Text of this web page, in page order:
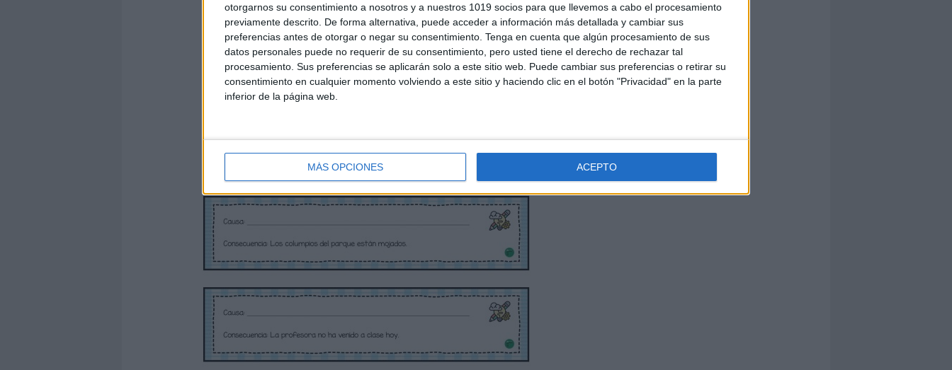
otorgarnos su consentimiento a nosotros y a nuestros 1019 socios para que llevemos a cabo el procesamiento
previamente descrito. De forma alternativa, puede acceder a información más detallada y cambiar sus
preferencias antes de otorgar o negar su consentimiento. Tenga en cuenta que algún procesamiento de sus
datos personales puede no requerir de su consentimiento, pero usted tiene el derecho de rechazar tal
procesamiento. Sus preferencias se aplicarán solo a este sitio web. Puede cambiar sus preferencias o retirar su
consentimiento en cualquier momento volviendo a este sitio y haciendo clic en el botón "Privacidad" en la parte
inferior de la página web.
MÁS OPCIONES ACEPTO